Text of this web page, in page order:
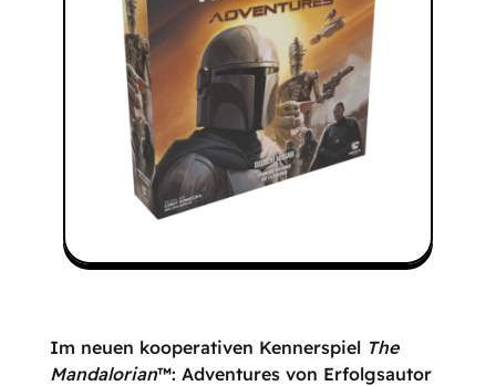
Im neuen kooperativen Kennerspiel The
Mandalorian™: Adventures von Erfolgsautor